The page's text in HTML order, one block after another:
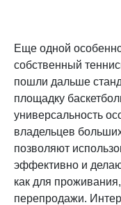
Еще одной
собственный
пошли дальше
площадку
универсальность
владельцев
позволяют
эффективно и
как для
перепродажи.